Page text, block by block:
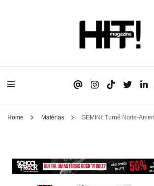
HIT!Magazine
Home Matérias GEMINI: Turnê Norte-